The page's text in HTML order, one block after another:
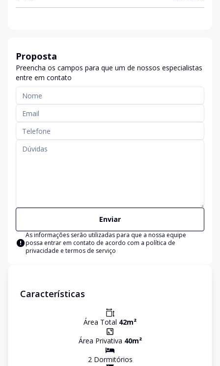
Proposta
Preencha os campos para que um de nossos especialistas
entre em contato
Enviar
As informações serão utilizadas para que a nossa equipe
possa entrar em contato de acordo com a política de
privacidade e termos de serviço
Características
Área Total 42m²
Área Privativa 40m²
2Dormitórios